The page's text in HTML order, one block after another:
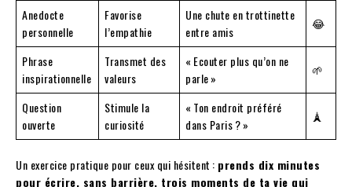
Anedocte
personnelle
Favorise
l’empathie
Une chute en trottinette
entre amis
😂
Phrase
inspirationnelle
Transmet des
valeurs
« Ecouter plus qu’on ne
parle »
🌱
Question
ouverte
Stimule la
curiosité
« Ton endroit préféré
dans Paris ? »
🗼
Un exercice pratique pour ceux qui hésitent : prends dix minutes
pour écrire, sans barrière, trois moments de ta vie qui